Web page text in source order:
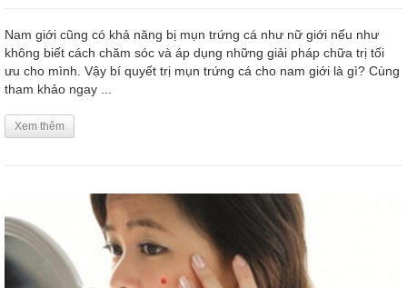
Nam giới cũng có khả năng bị mụn trứng cá như nữ giới nếu như
không biết cách chăm sóc và áp dụng những giải pháp chữa trị tối
ưu cho mình. Vậy bí quyết trị mụn trứng cá cho nam giới là gì? Cùng
tham khảo ngay ...
Xem thêm